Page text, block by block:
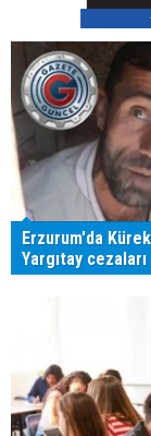
Erzurum'da
Yargıtay cezaları